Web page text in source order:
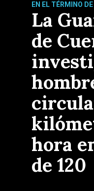
EN EL TÉRMINO
La
de
hora
de 120